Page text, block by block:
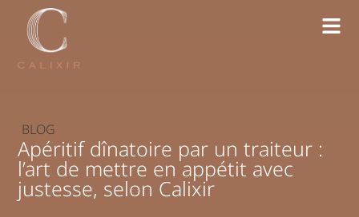
BLOG
Apéritif dînatoire par un traiteur :
l’art de mettre en appétit avec
justesse, selon Calixir